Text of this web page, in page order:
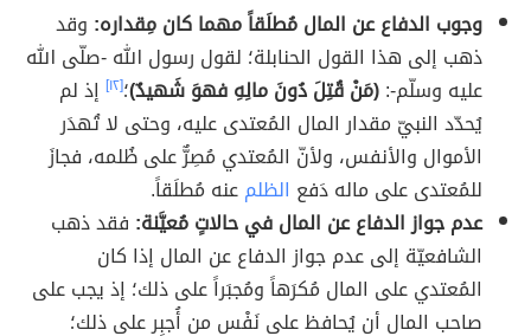
وجوب الدفاع عن المال مُطلَقاً مهما كان مِقداره: وقد
ذهب إلى هذا القول الحنابلة؛ لقول رسول الله -صلّى الله
عليه وسلّم-:(مَنْ قُتِلَ دُونَ مالِهِ فهوَ شَهيدٌ)؛[١٢] إذ لم
يُحدّد النبيّ مقدار المال المُعتدى عليه، وحتى لا تُهدَر
الأموال والأنفس، ولأنّ المُعتدي مُصِرٌّ على ظُلمه، فجازَ
للمُعتدى على ماله دَفع الظلمعنه مُطلَقاً.
عدم جواز الدفاع عن المال في حالاتٍ مُعيَّنة: فقد ذهب
الشافعيّة إلى عدم جواز الدفاع عن المال إذا كان
المُعتدي على المال مُكرَهاً ومُجبَراً على ذلك؛ إذ يجب على
صاحب المال أن يُحافظ على نَفْس من أُجبِر على ذلك؛